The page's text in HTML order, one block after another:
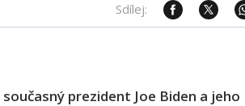
Sdílej:
prezident Joe Biden a jeho